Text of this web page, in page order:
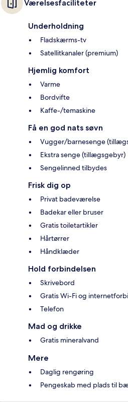
Værelsesfaciliteter
Underholdning
Fladskærms-tv
Satellitkanaler (premium)
Hjemlig komfort
Varme
Bordvifte
Kaffe-/temaskine
Få en god nats søvn
Vugger/barnesenge
Ekstra senge (tillægsgebyr)
Sengelinned tilbydes
Frisk dig op
Privat badeværelse
Badekar eller bruser
Gratis toiletartikler
Hårtørrer
Håndklæder
Hold forbindelsen
Skrivebord
Gratis Wi-Fi og
Telefon
Mad og drikke
Gratis mineralvand
Mere
Daglig rengøring
Pengeskab med plads til